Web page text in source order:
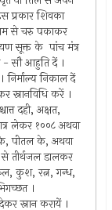
शिवका
से चरु पकाकर
सूक्त के पांच मंत्र
- सौ आहुति दें ।
निकाल दें
स्नानविधि करें ।
दही, अक्षत,
लेकर १००८ अथवा
पीतल के, अथवा
से तीर्थजल डालकर
कुश, रत्न, गन्ध,
।
स्नान करायें ।